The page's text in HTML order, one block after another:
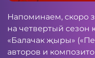
Напоминаем, скоро
на четвертый сезон
«Балачак җыры»
авторов и